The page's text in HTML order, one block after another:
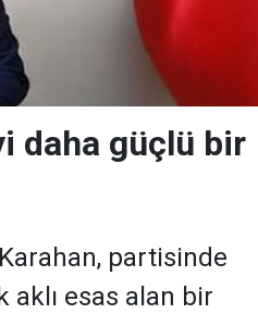
daha güçlü bir
partisinde
aklı esas alan bir